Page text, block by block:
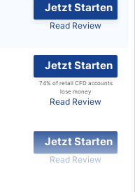
Jetzt Starten
Read Review
Jetzt Starten
74% of retail CFD accounts
lose money
Read Review
Jetzt Starten
Read Review